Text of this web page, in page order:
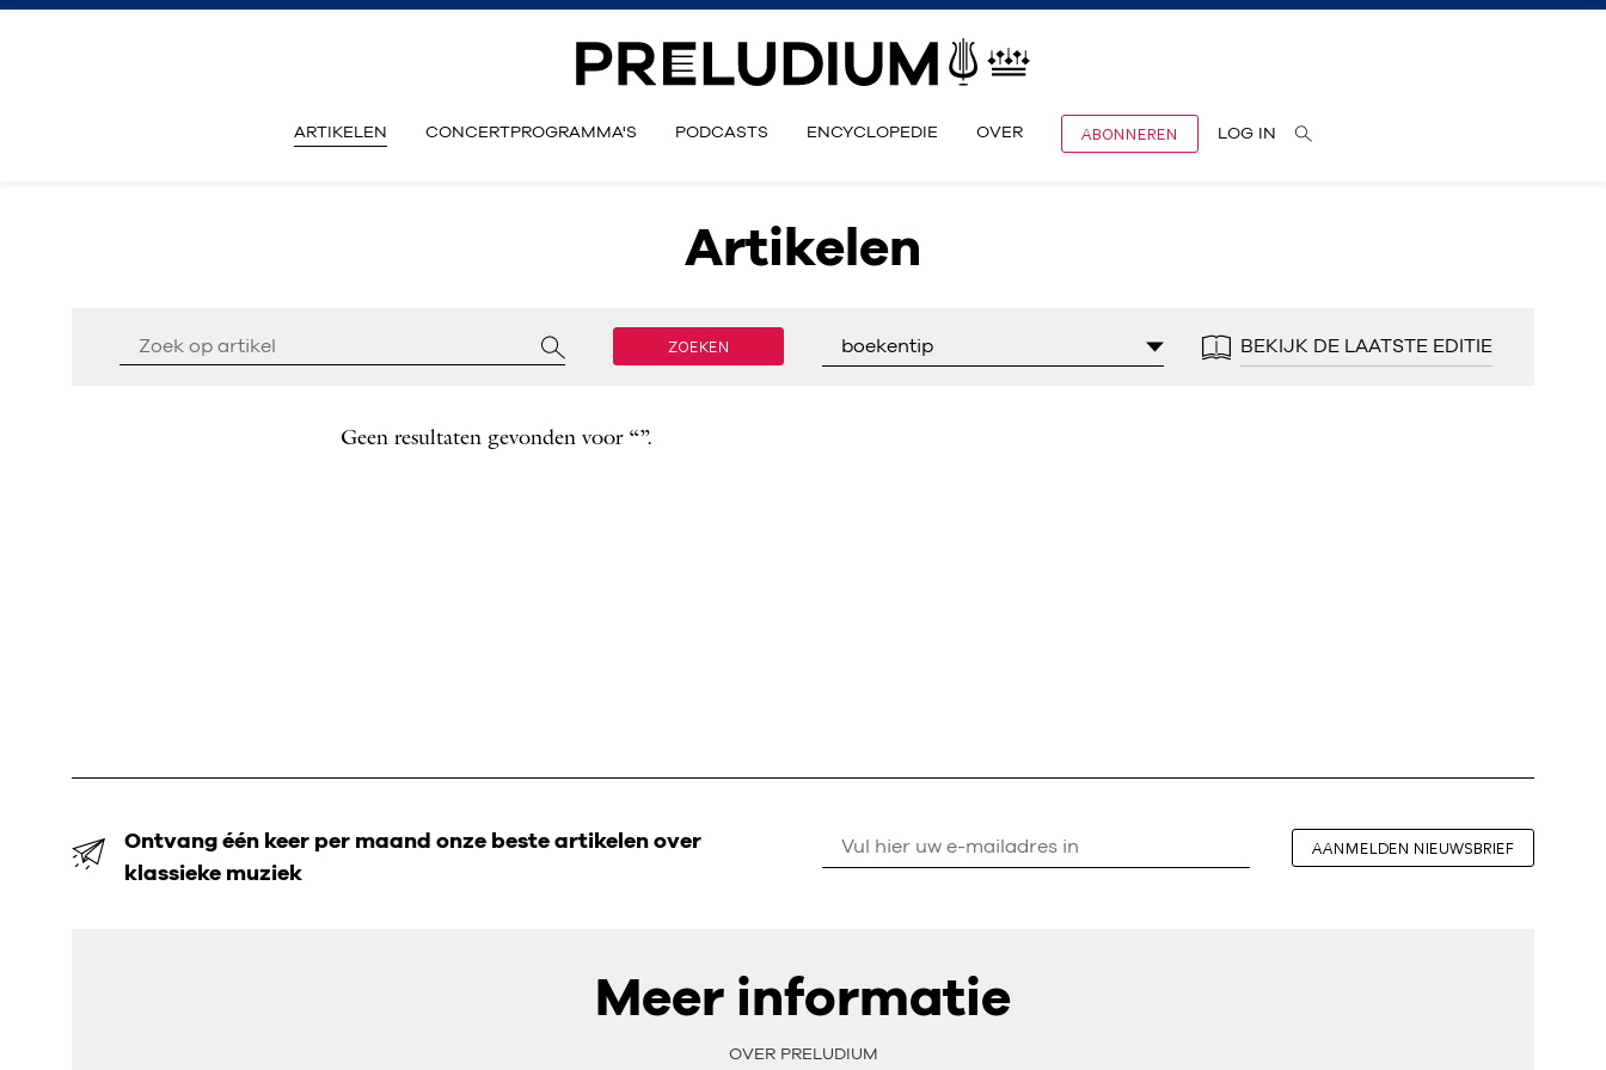
ARTIKELEN CONCERTPROGRAMMA'S PODCASTS ENCYCLOPEDIE OVER ABONNEREN LOG IN
Artikelen
ZOEKEN boekentip BEKIJK DE LAATSTE EDITIE
Geen resultaten gevonden voor “”.
Ontvang één keer per maand onze beste artikelen over
klassieke muziek
AANMELDEN NIEUWSBRIEF
Meer informatie
OVER PRELUDIUM